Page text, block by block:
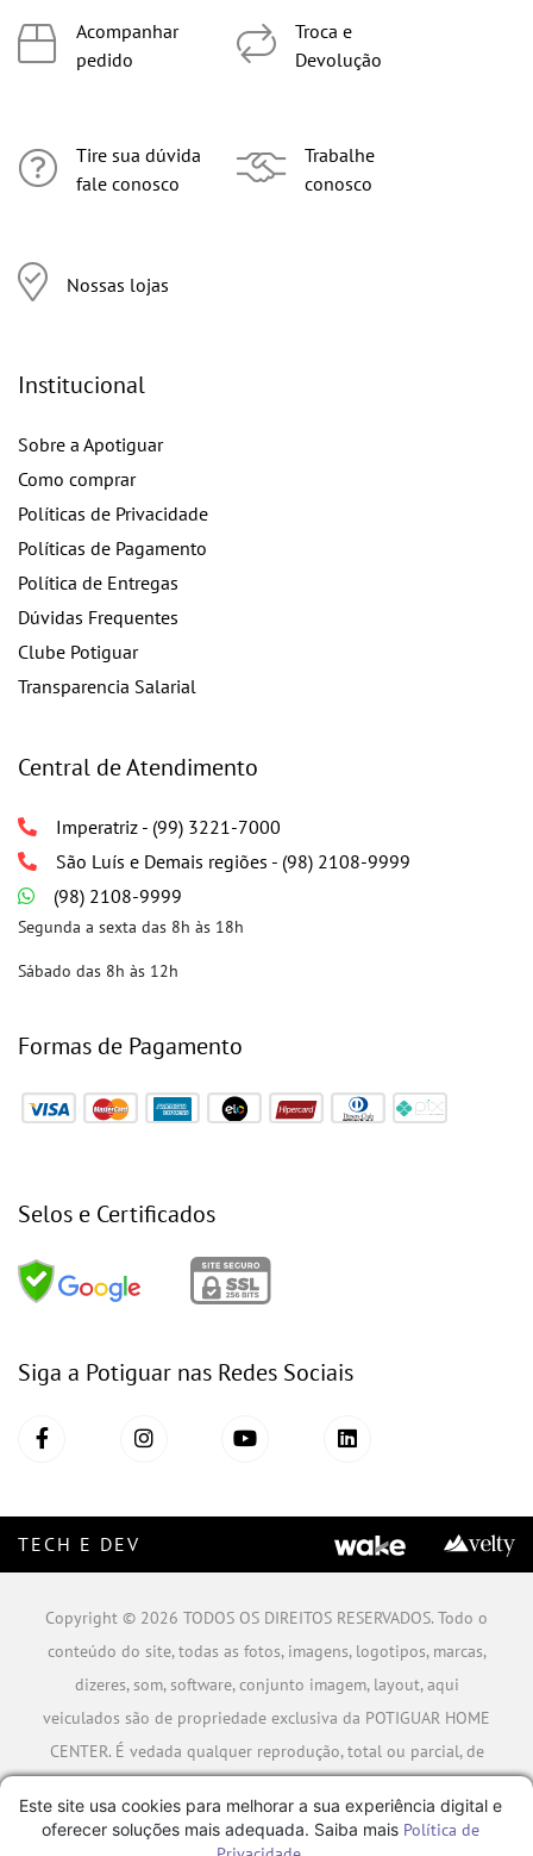
Acompanhar
pedido
Tire sua dúvida
fale conosco
Nossas lojas
Troca e
Devolução
Trabalhe
conosco
Institucional
Sobre a Apotiguar
Como comprar
Políticas de Privacidade
Políticas de Pagamento
Política de Entregas
Dúvidas Frequentes
Clube Potiguar
Transparencia Salarial
Central de Atendimento
Imperatriz - (99) 3221-7000
São Luís e Demais regiões - (98) 2108-9999
(98) 2108-9999
Segunda a sexta das 8h às 18h
Sábado das 8h às 12h
Formas de Pagamento
Selos e Certificados
Siga a Potiguar nas Redes Sociais
TECH E DEV
Copyright © 2026 TODOS OS DIREITOS RESERVADOS. Todo o
conteúdo do site, todas as fotos, imagens, logotipos, marcas,
dizeres, som, software, conjunto imagem, layout, aqui
veiculados são de propriedade exclusiva da POTIGUAR HOME
CENTER. É vedada qualquer reprodução, total ou parcial, de
A violação de qualquer direito mencionado implicará na
responsabilização cível e criminal nos termos da Lei.
Este site usa cookies para melhorar a sua experiência digital e
oferecer soluções mais adequada. Saiba mais Política de